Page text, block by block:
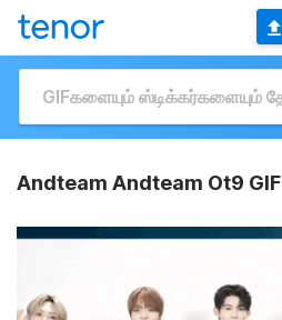
Andteam Andteam Ot9 GIF